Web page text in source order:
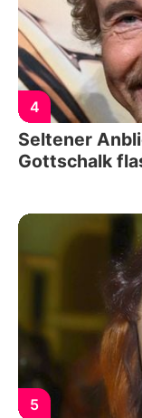
4
Seltener
Gottschalk
5